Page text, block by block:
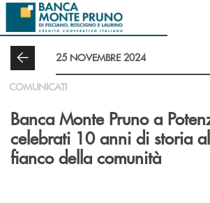
Salta al contenuto principale
25 NOVEMBRE 2024
COMUNICATI
Banca Monte Pruno a
celebrati 10 anni di storia al
fianco della comunità